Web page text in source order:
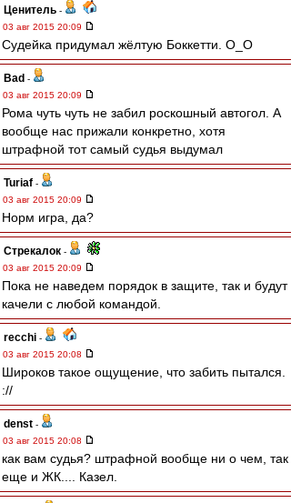
Ценитель -
03 авг 2015 20:09
Судейка придумал жёлтую Боккетти. O_O
Bad -
03 авг 2015 20:09
Рома чуть чуть не забил роскошный автогол. А
вообще нас прижали конкретно, хотя
штрафной тот самый судья выдумал
Turiaf -
03 авг 2015 20:09
Норм игра, да?
Стрекалок -
03 авг 2015 20:09
Пока не наведем порядок в защите, так и будут
качели с любой командой.
recchi -
03 авг 2015 20:08
Широков такое ощущение, что забить пытался.
://
denst -
03 авг 2015 20:08
как вам судья? штрафной вообще ни о чем, так
еще и ЖК.... Казел.